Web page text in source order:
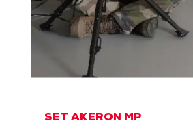
SET AKERON MP